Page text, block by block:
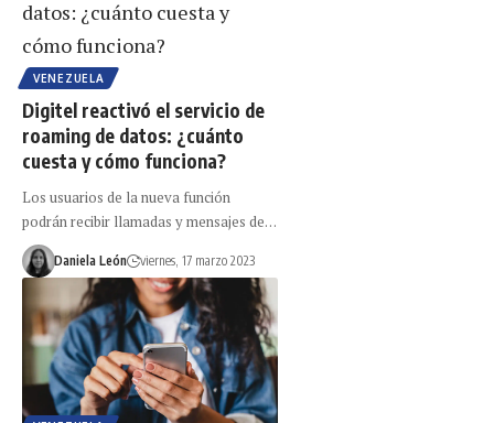
VENEZUELA
Digitel reactivó el servicio de
roaming de datos: ¿cuánto
cuesta y cómo funciona?
Los usuarios de la nueva función
podrán recibir llamadas y mensajes de…
Daniela León viernes, 17 marzo 2023